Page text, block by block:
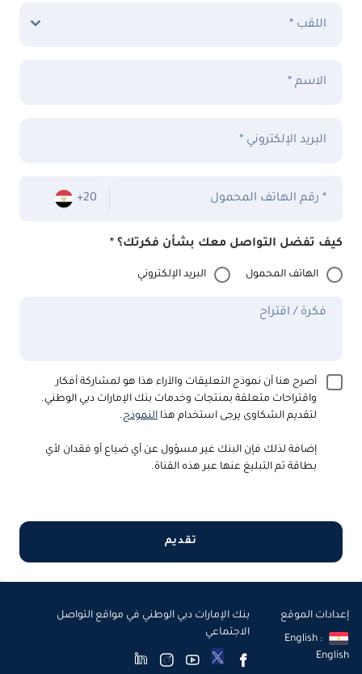
اللقب *
الاسم *
البريد الإلكتروني *
+20 رقم الهاتف المحمول *
كيف تفضل التواصل معك بشأن فكرتك؟ *
الهاتف المحمول البريد الإلكتروني
فكرة / اقتراح
أصرح هنا أن نموذج التعليقات والآراء هذا هو لمشاركة أفكار
واقتراحات متعلقة بمنتجات وخدمات بنك الإمارات دبي الوطني.
لتقديم الشكاوى يرجى استخدام هذا النموذج.
إضافة لذلك فإن البنك غير مسؤول عن أي ضياع أو فقدان لأي
بطاقة تم التبليغ عنها عبر هذه القناة.
تقديم
إعدادات الموقع
English :
English
بنك الإمارات دبي الوطني في مواقع التواصل
الاجتماعي